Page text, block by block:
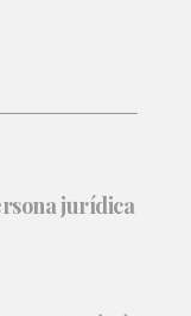
jurídica